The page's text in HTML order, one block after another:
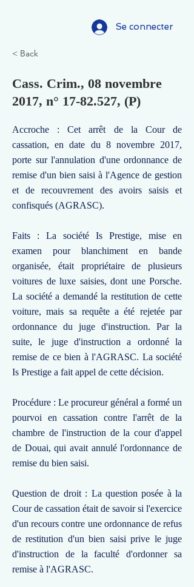
Se connecter
< Back
Cass. Crim., 08 novembre
2017, n° 17-82.527, (P)
Accroche : Cet arrêt de la Cour de
cassation, en date du 8 novembre 2017,
porte sur l'annulation d'une ordonnance de
remise d'un bien saisi à l'Agence de gestion
et de recouvrement des avoirs saisis et
confisqués (AGRASC).
Faits : La société Is Prestige, mise en
examen pour blanchiment en bande
organisée, était propriétaire de plusieurs
voitures de luxe saisies, dont une Porsche.
La société a demandé la restitution de cette
voiture, mais sa requête a été rejetée par
ordonnance du juge d'instruction. Par la
suite, le juge d'instruction a ordonné la
remise de ce bien à l'AGRASC. La société
Is Prestige a fait appel de cette décision.
Procédure : Le procureur général a formé un
pourvoi en cassation contre l'arrêt de la
chambre de l'instruction de la cour d'appel
de Douai, qui avait annulé l'ordonnance de
remise du bien saisi.
Question de droit : La question posée à la
Cour de cassation était de savoir si l'exercice
d'un recours contre une ordonnance de refus
de restitution d'un bien saisi prive le juge
d'instruction de la faculté d'ordonner sa
remise à l'AGRASC.